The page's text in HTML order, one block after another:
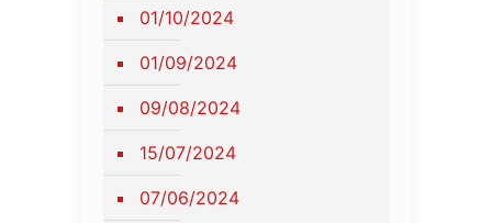
01/10/2024
01/09/2024
09/08/2024
15/07/2024
07/06/2024